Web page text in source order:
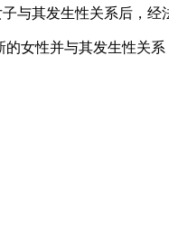
其发生性关系后，经
女性并与其发生性关